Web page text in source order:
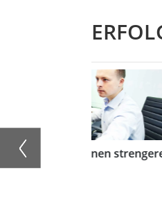
Wartung
und
Fortschrittliches ECDIS-
für Mehrzweck-